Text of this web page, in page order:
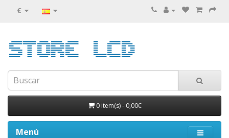
€
0 item(s)- 0,00€
Menú